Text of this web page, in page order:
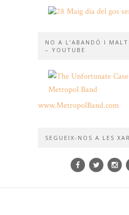
NO A L’ABANDÓ I
– YOUTUBE
www.MetropolBand.com
SEGUEIX-NOS A LES